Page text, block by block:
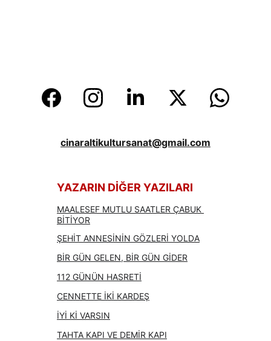
cinaraltikultursanat@gmail.com
YAZARIN DİĞER YAZILARI
İYİ Kİ VARSIN
TAHTA KAPI VE DEMİR KAPI
CENNETTE İKİ KARDEŞ
112 GÜNÜN HASRETİ
BİR GÜN GELEN, BİR GÜN GİDER
ŞEHİT ANNESİNİN GÖZLERİ YOLDA
MAALESEF MUTLU SAATLER ÇABUK
BİTİYOR